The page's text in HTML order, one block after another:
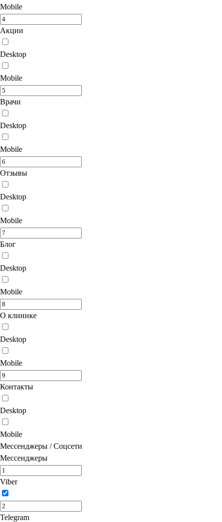
Mobile
Акции
Desktop
Mobile
Врачи
Desktop
Mobile
Отзывы
Desktop
Mobile
Блог
Desktop
Mobile
О клинике
Desktop
Mobile
Контакты
Desktop
Mobile
Мессенджеры / Соцсети
Мессенджеры
Viber
Telegram